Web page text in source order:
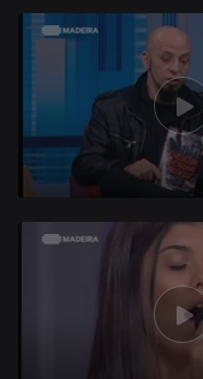
317446